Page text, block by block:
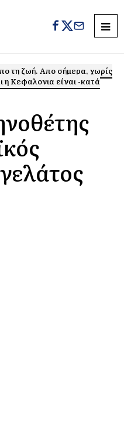
τη ζωή. Απο σήμερα, χωρίς
η Κεφαλονια είναι -κατά